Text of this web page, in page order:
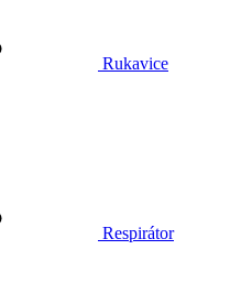
Rukavice
Respirátor